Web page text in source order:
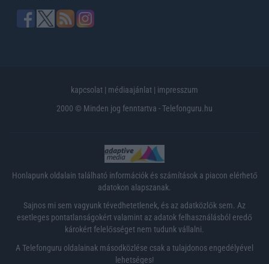
kapcsolat | médiaajánlat | impresszum
2000 © Minden jog fenntartva - Telefonguru.hu
Honlapunk oldalain található információk és számítások a piacon elérhető
adatokon alapszanak.
Sajnos mi sem vagyunk tévedhetetlenek, és az adatközlők sem. Az
esetleges pontatlanságokért valamint az adatok felhasználásból eredő
károkért felelősséget nem tudunk vállalni.
A Telefonguru oldalainak másodközlése csak a tulajdonos engedélyével
lehetséges!